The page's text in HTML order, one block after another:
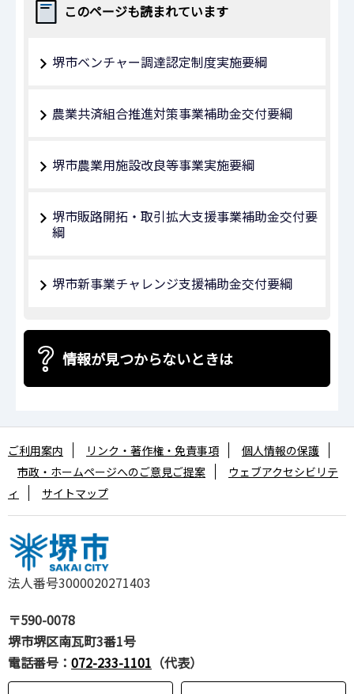
このページも読まれています
堺市ベンチャー調達認定制度実施要綱
農業共済組合推進対策事業補助金交付要綱
堺市農業用施設改良等事業実施要綱
堺市販路開拓・取引拡大支援事業補助金交付要
綱
堺市新事業チャレンジ支援補助金交付要綱
情報が見つからないときは
法人番号3000020271403
〒590-0078
堺市堺区南瓦町3番1号
電話番号： 072-233-1101 （代表）
ご利用案内 リンク・著作権・免責事項
個人情報の保護
市政・ホームページへのご意見ご提案
ウェブアクセシビリテ
ィ
サイトマップ